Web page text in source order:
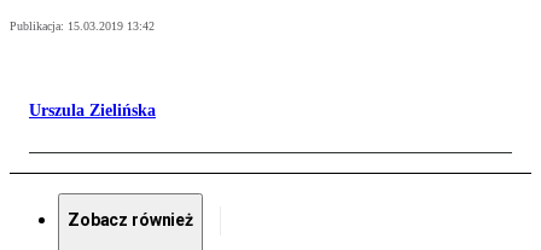
Publikacja: 15.03.2019 13:42
Urszula Zielińska
Zobacz również